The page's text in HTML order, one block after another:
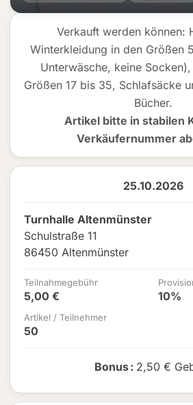
Verkauft werden können:
Winterkleidung in den Größen
Unterwäsche, keine
Größen 17 bis 35, Schlafsäcke
Bücher.
Artikel bitte in stabilen
Verkäufernummer
25.10.2026
Turnhalle Altenmünster
Schulstraße 11
86450 Altenmünster
Teilnahmegebühr
5,00 € 10%
Artikel / Teilnehmer
50
Bonus: 2,50 €